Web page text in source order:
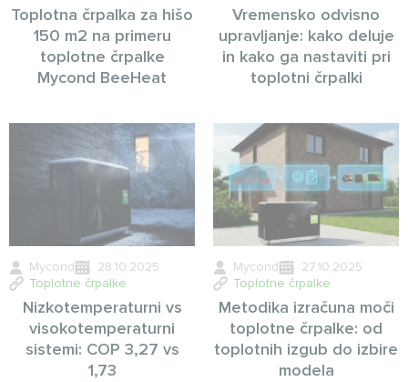
Toplotna črpalka za hišo
150 m2 na primeru
toplotne črpalke
Mycond BeeHeat
Vremensko odvisno
upravljanje: kako deluje
in kako ga nastaviti pri
toplotni črpalki
Mycond
28.10.2025
Toplotne črpalke
Nizkotemperaturni vs
visokotemperaturni
sistemi: COP 3,27 vs
1,73
Mycond
27.10.2025
Toplotne črpalke
Metodika izračuna moči
toplotne črpalke: od
toplotnih izgub do izbire
modela